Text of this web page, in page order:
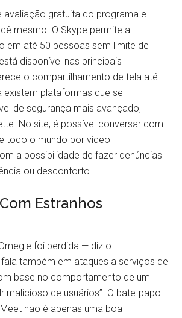
avaliação gratuita do programa e
mesmo. O Skype permite a
em até 50 pessoas sem limite de
disponível nas principais
o compartilhamento de tela até
existem plataformas que se
de segurança mais avançado,
No site, é possível conversar com
todo o mundo por vídeo
a possibilidade de fazer denúncias
ou desconforto.
Estranhos
foi perdida — diz o
também em ataques a serviços de
base no comportamento de um
malicioso de usuários”. O bate-papo
não é apenas uma boa